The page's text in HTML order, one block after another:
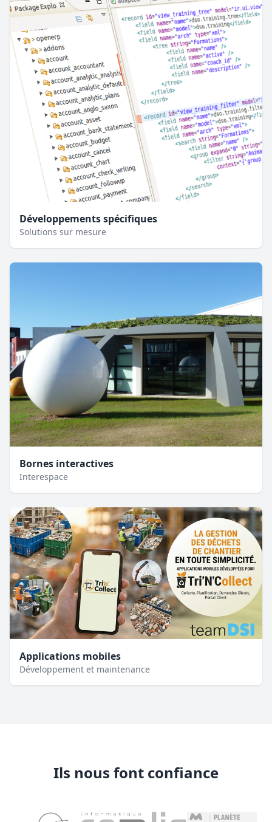
Développements spécifiques
Solutions sur mesure
Bornes interactives
Interespace
Applications mobiles
Développement et maintenance
Ils nous font confiance